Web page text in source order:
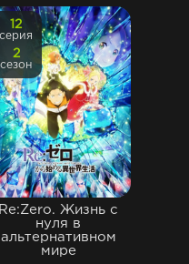
Re:Zero. Жизнь с
нуля в
альтернативном
мире
12
серия
2
сезон